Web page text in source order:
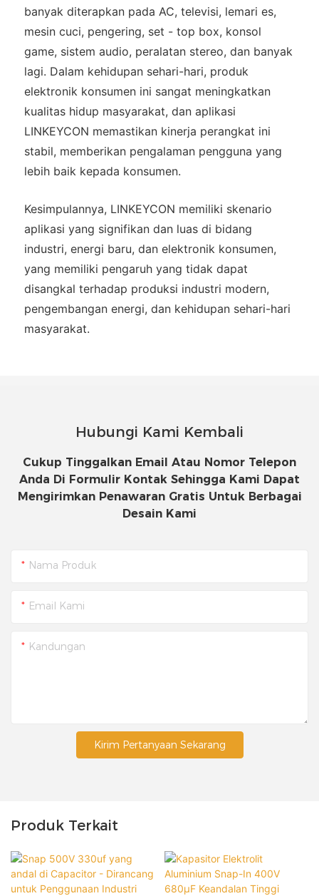
banyak diterapkan pada AC, televisi, lemari es,
mesin cuci, pengering, set - top box, konsol
game, sistem audio, peralatan stereo, dan banyak
lagi. Dalam kehidupan sehari-hari, produk
elektronik konsumen ini sangat meningkatkan
kualitas hidup masyarakat, dan aplikasi
LINKEYCON memastikan kinerja perangkat ini
stabil, memberikan pengalaman pengguna yang
lebih baik kepada konsumen.
Kesimpulannya, LINKEYCON memiliki skenario
aplikasi yang signifikan dan luas di bidang
industri, energi baru, dan elektronik konsumen,
yang memiliki pengaruh yang tidak dapat
disangkal terhadap produksi industri modern,
pengembangan energi, dan kehidupan sehari-hari
masyarakat.
Hubungi Kami Kembali
Cukup Tinggalkan Email Atau Nomor Telepon
Anda Di Formulir Kontak Sehingga Kami Dapat
Mengirimkan Penawaran Gratis Untuk Berbagai
Desain Kami
Nama Produk
Email Kami
Kandungan
Kirim Pertanyaan Sekarang
Produk Terkait